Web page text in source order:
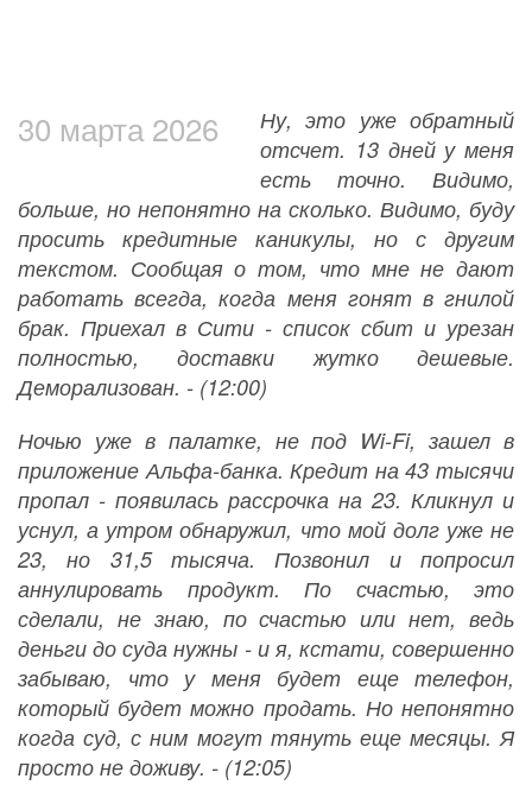
30 марта 2026
Ну, это уже обратный
отсчет. 13 дней у меня
есть точно. Видимо,
больше, но непонятно на сколько. Видимо, буду
просить кредитные каникулы, но с другим
текстом. Сообщая о том, что мне не дают
работать всегда, когда меня гонят в гнилой
брак. Приехал в Сити - список сбит и урезан
полностью, доставки жутко дешевые.
Деморализован. - (12:00)
Ночью уже в палатке, не под Wi-Fi, зашел в
приложение Альфа-банка. Кредит на 43 тысячи
пропал - появилась рассрочка на 23. Кликнул и
уснул, а утром обнаружил, что мой долг уже не
23, но 31,5 тысяча. Позвонил и попросил
аннулировать продукт. По счастью, это
сделали, не знаю, по счастью или нет, ведь
деньги до суда нужны - и я, кстати, совершенно
забываю, что у меня будет еще телефон,
который будет можно продать. Но непонятно
когда суд, с ним могут тянуть еще месяцы. Я
просто не доживу. - (12:05)